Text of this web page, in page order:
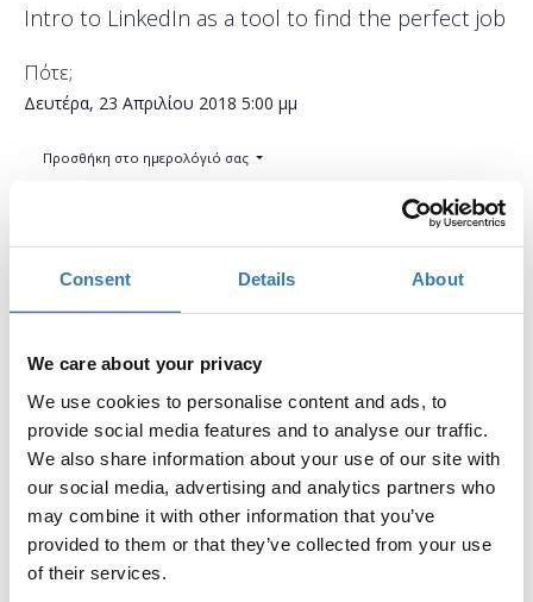
Consent Details About
We care about your privacy
We use cookies to personalise content and ads, to
provide social media features and to analyse our traffic.
We also share information about your use of our site with
our social media, advertising and analytics partners who
may combine it with other information that you’ve
provided to them or that they’ve collected from your use
of their services.
Intro to LinkedIn as a tool to find the perfect job
Πότε;
Δευτέρα, 23 Απριλίου 2018 5:00 μμ
Προσθήκη στο ημερολόγιό σας
Συμμετοχή Η περίοδος εγγραφών έχει λήξει.
It’s the digital era! Οι μελλοντικοί σου εργοδότες
βρίσκονται online, εσύ; Πώς μπορείς να
δημιουργήσεις ένα linkedin profile και να
παρουσιάσεις με ελκυστικό τρόπο τον εαυτό σου